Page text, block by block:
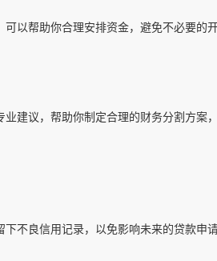
以帮助你合理安排资金，避免不必要的开
建议，帮助你制定合理的财务分割方案
不良信用记录，以免影响未来的贷款申请